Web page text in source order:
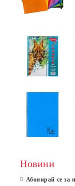
Новини
Абонирай се за